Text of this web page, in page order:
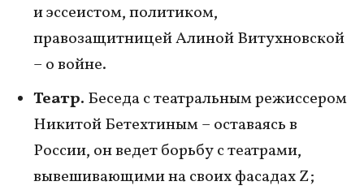
и эссеистом, политиком,
правозащитницей Алиной Витухновской
– о войне.
Театр. Беседа с театральным режиссером
Никитой Бетехтиным – оставаясь в
России, он ведет борьбу с театрами,
вывешивающими на своих фасадах Z;